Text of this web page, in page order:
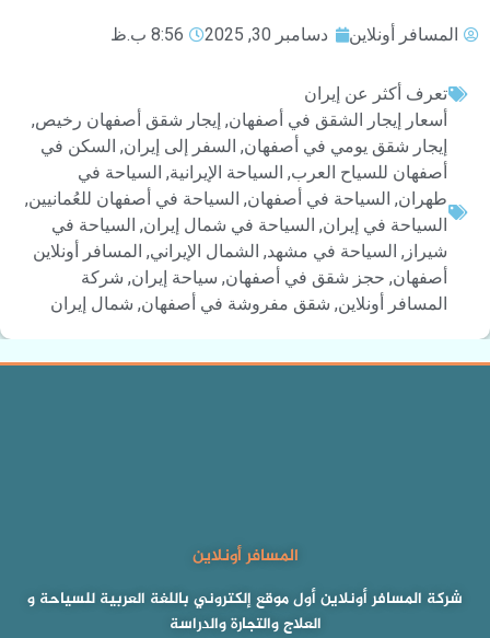
المسافر أونلاين دسامبر 30, 2025 8:56 ب.ظ
تعرف أكثر عن إيران
أسعار إيجار الشقق في أصفهان,إيجار شقق أصفهان رخيص,
إيجار شقق يومي في أصفهان,السفر إلى إيران,السكن في
أصفهان للسياح العرب,السياحة الإيرانية,السياحة في
طهران,السياحة في أصفهان,السياحة في أصفهان للعُمانيين,
السياحة في إيران,السياحة في شمال إيران,السياحة في
شيراز, السياحة في مشهد,الشمال الإيراني, المسافر أونلاين
أصفهان,حجز شقق في أصفهان,سياحة إيران,شركة
المسافر أونلاين,شقق مفروشة في أصفهان,شمال إيران
المسافر أونلاين
شركة المسافر أونلاين أول موقع إلكتروني باللغة العربية للسياحة و
العلاج والتجارة والدراسة